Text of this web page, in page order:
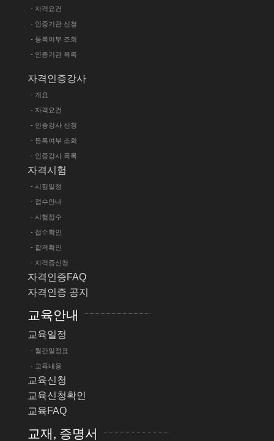
- 자격요건
- 인증기관 신청
- 등록여부 조회
- 인증기관 목록
자격인증강사
- 개요
- 자격요건
- 인증강사 신청
- 등록여부 조회
- 인증강사 목록
자격시험
- 시험일정
- 접수안내
- 시험접수
- 접수확인
- 합격확인
- 자격증신청
자격인증FAQ
자격인증 공지
교육안내
교육일정
- 월간일정표
- 교육내용
교육신청
교육신청확인
교육FAQ
교재, 증명서